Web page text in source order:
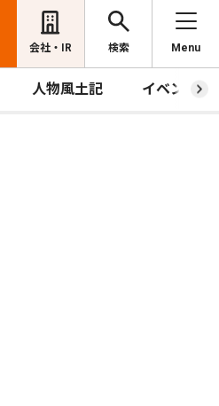
会社・IR 検索 Menu
人物風土記 イベント